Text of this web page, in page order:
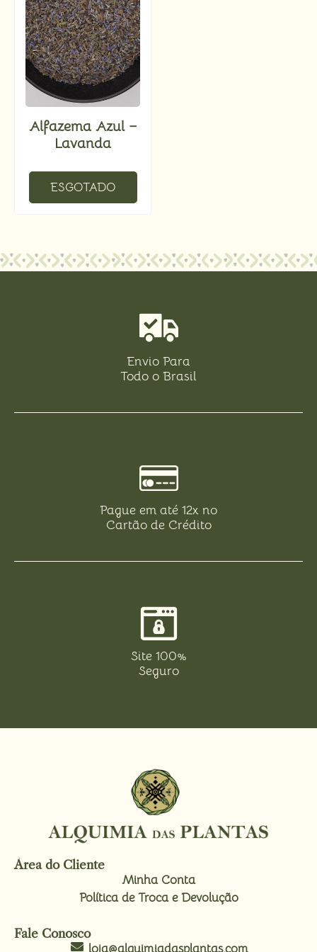
Alfazema Azul –
Lavanda
ESGOTADO
Envio Para
Todo o Brasil
Pague em até 12x no
Cartão de Crédito
Site 100%
Seguro
Área do Cliente
Minha Conta
Política de Troca e Devolução
Fale Conosco
loja@alquimiadasplantas.com